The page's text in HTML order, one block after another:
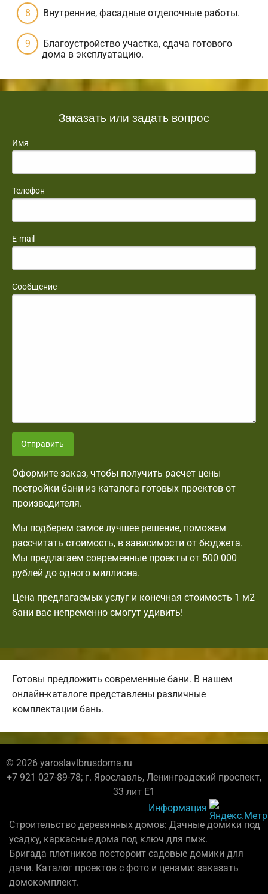
Внутренние, фасадные отделочные работы.
Благоустройство участка, сдача готового
дома в эксплуатацию.
Заказать или задать вопрос
Имя
Телефон
E-mail
Сообщение
Отправить
Оформите заказ, чтобы получить расчет цены
постройки бани из каталога готовых проектов от
производителя.
Мы подберем самое лучшее решение, поможем
рассчитать стоимость, в зависимости от бюджета.
Мы предлагаем современные проекты от 500 000
рублей до одного миллиона.
Цена предлагаемых услуг и конечная стоимость 1 м2
бани вас непременно смогут удивить!
Готовы предложить современные бани. В нашем
онлайн-каталоге представлены различные
комплектации бань.
© 2026 yaroslavlbrusdoma.ru
+7 921 027-89-78; г. Ярославль, Ленинградский проспект,
33 лит Е1
Информация
Строительство деревянных домов: Дачные домики под
усадку, каркасные дома под ключ для пмж.
Бригада плотников постороит садовые домики для
дачи. Каталог проектов с фото и ценами: заказать
домокомплект.